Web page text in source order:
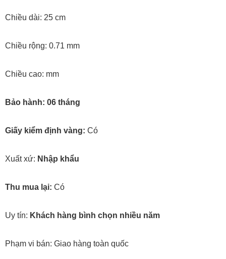
Chiều dài: 25 cm
Chiều rộng: 0.71 mm
Chiều cao: mm
Bảo hành: 06 tháng
Giấy kiểm định vàng: Có
Xuất xứ: Nhập khẩu
Thu mua lại: Có
Uy tín: Khách hàng bình chọn nhiều năm
Phạm vi bán: Giao hàng toàn quốc